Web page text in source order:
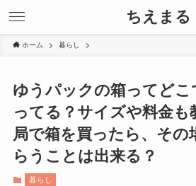
ちえまる
ホーム 暮らし
ゆうパックの箱ってど
ってる？サイズや料金も
局で箱を買ったら、その
らうことは出来る？
暮らし